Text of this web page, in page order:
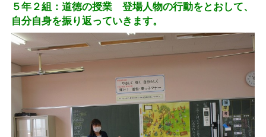
５年２組：道徳の授業 登場人物の行動をとおして、
自分自身を振り返っていきます。